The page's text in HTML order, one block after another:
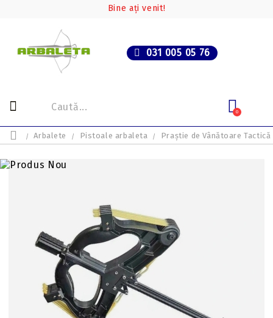
Bine ați venit!
031 005 05 76
0
Arbalete Pistoale arbaleta Praștie de Vânătoare